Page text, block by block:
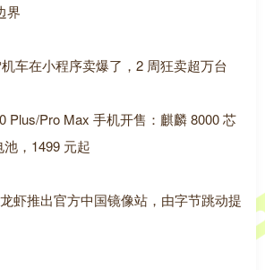
界
车在小程序卖爆了，2 周狂卖超万台
Plus/Pro Max 手机开售：麒麟 8000 芯
，1499 元起
虾推出官方中国镜像站，由字节跳动提